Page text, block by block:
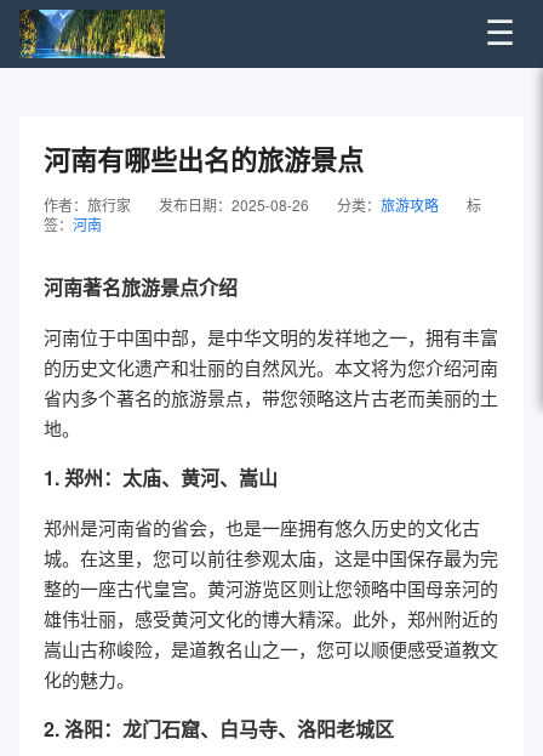
☰
河南有哪些出名的旅游景点
作者：旅行家 发布日期：2025-08-26 分类： 旅游攻略
标
签： 河南
河南著名旅游景点介绍
河南位于中国中部，是中华文明的发祥地之一，拥有丰富
的历史文化遗产和壮丽的自然风光。本文将为您介绍河南
省内多个著名的旅游景点，带您领略这片古老而美丽的土
地。
1. 郑州：太庙、黄河、嵩山
郑州是河南省的省会，也是一座拥有悠久历史的文化古
城。在这里，您可以前往参观太庙，这是中国保存最为完
整的一座古代皇宫。黄河游览区则让您领略中国母亲河的
雄伟壮丽，感受黄河文化的博大精深。此外，郑州附近的
嵩山古称峻险，是道教名山之一，您可以顺便感受道教文
化的魅力。
2. 洛阳：龙门石窟、白马寺、洛阳老城区